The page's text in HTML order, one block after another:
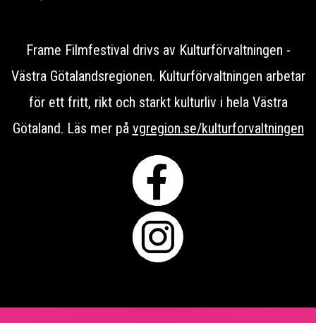
Frame Filmfestival drivs av Kulturförvaltningen -
Västra Götalandsregionen. Kulturförvaltningen arbetar
för ett fritt, rikt och starkt kulturliv i hela Västra
Götaland. Läs mer på vgregion.se/kulturforvaltningen